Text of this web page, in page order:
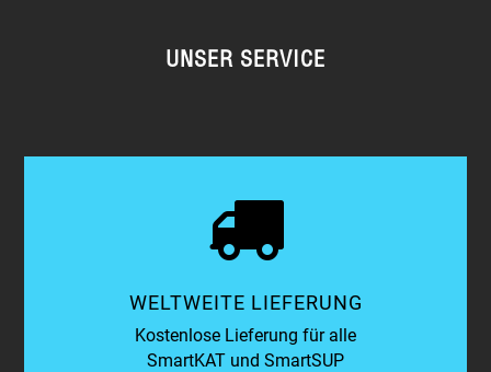
UNSER SERVICE
WELTWEITE LIEFERUNG
Kostenlose Lieferung für alle
SmartKAT und SmartSUP